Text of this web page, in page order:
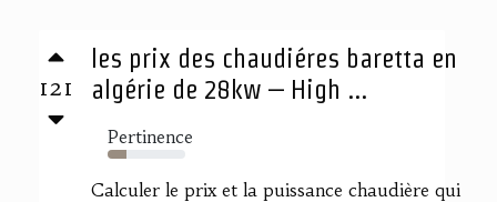
121
les prix des chaudiéres baretta en
algérie de 28kw – High ...
Pertinence
24%
Calculer le prix et la puissance chaudière qui